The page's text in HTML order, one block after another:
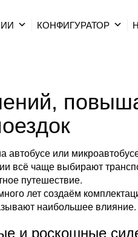
КОНФИГУРАТОР
автобусе или
всё чаще выбирают
путешествие.
лет создаём
наибольшее влияние.
и роскошные